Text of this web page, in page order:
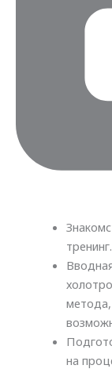
тренинг.
метода,
на